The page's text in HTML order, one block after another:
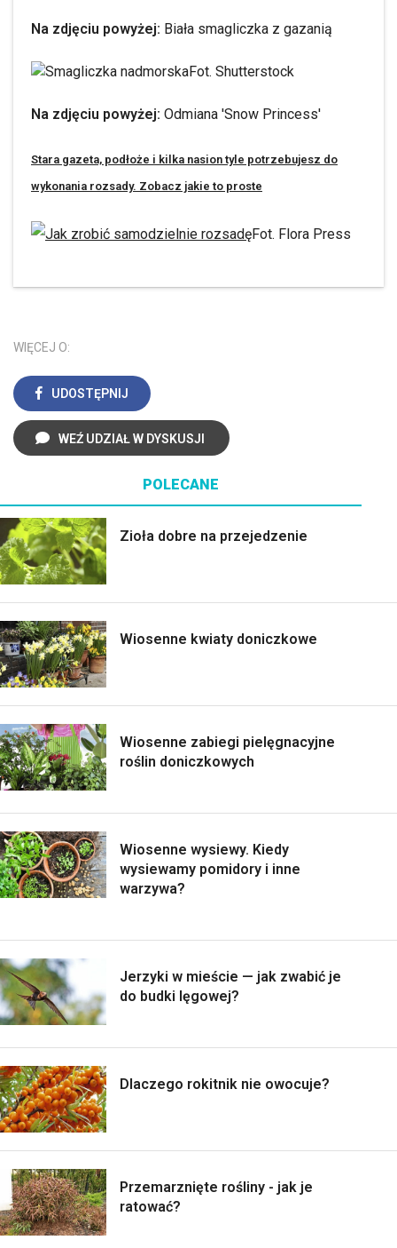
Na zdjęciu powyżej: Biała smagliczka z gazanią
Fot. Shutterstock
Na zdjęciu powyżej: Odmiana 'Snow Princess'
Stara gazeta, podłoże i kilka nasion tyle potrzebujesz do
wykonania rozsady. Zobacz jakie to proste
Fot. Flora Press
WIĘCEJ O:
UDOSTĘPNIJ
WEŹ UDZIAŁ W DYSKUSJI
POLECANE
Zioła dobre na przejedzenie
Wiosenne kwiaty doniczkowe
Wiosenne zabiegi pielęgnacyjne
roślin doniczkowych
Wiosenne wysiewy. Kiedy
wysiewamy pomidory i inne
warzywa?
Jerzyki w mieście — jak zwabić je
do budki lęgowej?
Dlaczego rokitnik nie owocuje?
Przemarznięte rośliny - jak je
ratować?